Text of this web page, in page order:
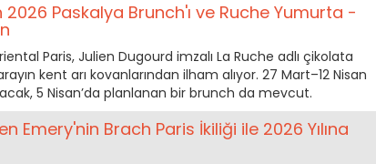
Paskalya Brunch'ı ve Ruche Yumurta -
Paris, Julien Dugourd imzalı La Ruche adlı çikolata
kent arı kovanlarından ilham alıyor. 27 Mart–12 Nisan
5 Nisan’da planlanan bir brunch da mevcut.
Emery'nin Brach Paris İkiliği ile 2026 Yılına